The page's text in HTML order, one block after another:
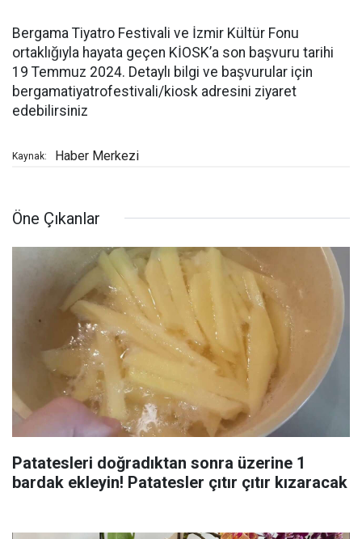
Bergama Tiyatro Festivali ve İzmir Kültür Fonu
ortaklığıyla hayata geçen KİOSK’a son başvuru tarihi
19 Temmuz 2024. Detaylı bilgi ve başvurular için
bergamatiyatrofestivali/kiosk adresini ziyaret
edebilirsiniz
Kaynak: Haber Merkezi
Öne Çıkanlar
Patatesleri doğradıktan sonra üzerine 1
bardak ekleyin! Patatesler çıtır çıtır kızaracak